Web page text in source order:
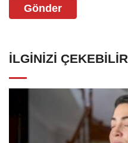
Gönder
İLGINIZI ÇEKEBILIR